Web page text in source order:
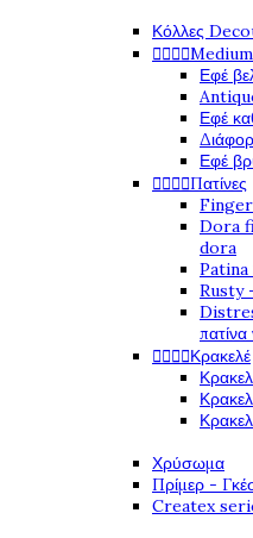
Κόλλες

Εφέ
Εφέ
Εφέ
Πατίνες
Finger
Dora
dora
Patina
Rusty
Κρακελέ
Χρύσωμα
Πρίμερ -
Createx